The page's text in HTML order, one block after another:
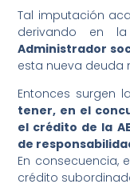
Tal imputación
derivando en
Administrador
esta nueva deuda
Entonces surgen
tener, en el
el crédito de la
de
En consecuencia,
crédito